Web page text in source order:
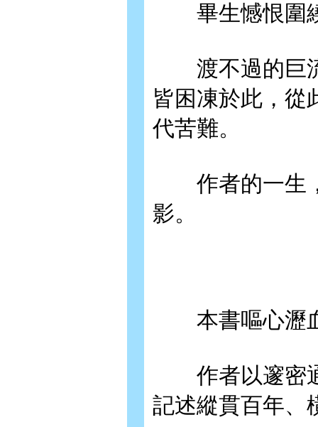
畢生憾恨圍繞
渡不過的巨流
皆困凍於此，從
代苦難。
作者的一生，
影。
本書嘔心瀝
作者以邃密通
記述縱貫百年、